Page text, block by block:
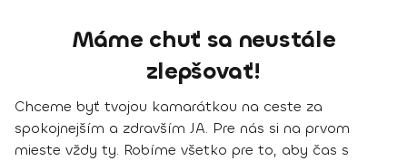
Máme chuť sa neustále
zlepšovať!
Chceme byť tvojou kamarátkou na ceste za
spokojnejším a zdravším JA. Pre nás si na prvom
mieste vždy ty. Robíme všetko pre to, aby čas s